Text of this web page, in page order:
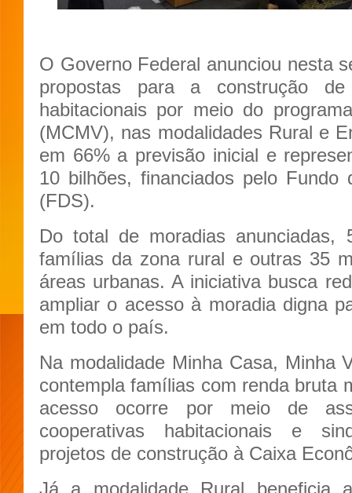
O Governo Federal anunciou nesta
propostas para a construção
habitacionais por meio do
(MCMV), nas modalidades Rural e
em 66% a previsão inicial e
10 bilhões, financiados pelo Fundo
(FDS).
Do total de moradias anunciadas,
famílias da zona rural e outras 35
áreas urbanas. A iniciativa busca
ampliar o acesso à moradia digna
em todo o país.
Na modalidade Minha Casa, Minha
contempla famílias com renda bruta
acesso ocorre por meio de
cooperativas habitacionais e
projetos de construção à Caixa
Já a modalidade Rural beneficia